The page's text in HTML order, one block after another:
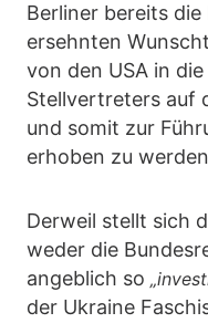
Berliner bereits
ersehnten
von den USA in
Stellvertreters auf
und somit zur
erhoben zu
Derweil stellt sich
weder die
angeblich so
der Ukraine